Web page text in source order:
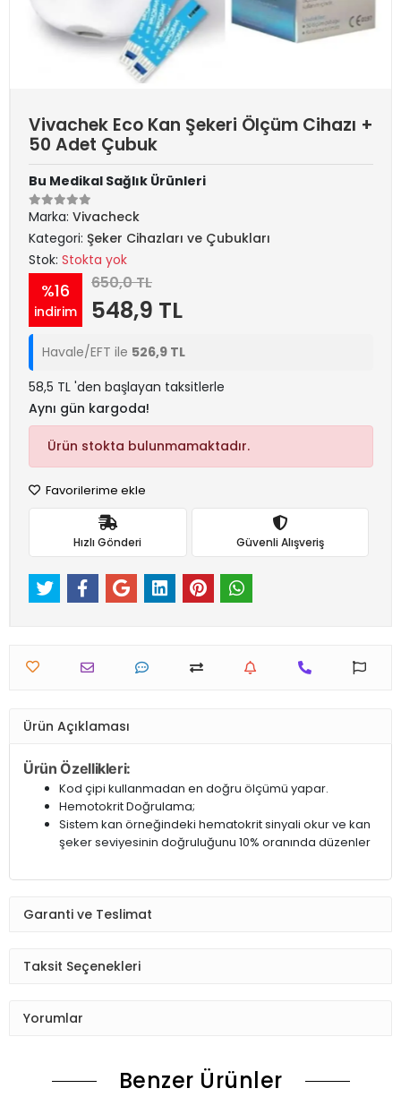
Vivachek Eco Kan Şekeri Ölçüm Cihazı +
50 Adet Çubuk
Bu Medikal Sağlık Ürünleri
Marka: Vivacheck
Kategori: Şeker Cihazları ve Çubukları
Stok: Stokta yok
%16
indirim
650,0 TL
548,9 TL
Havale/EFT ile 526,9 TL
58,5 TL 'den başlayan taksitlerle
Aynı gün kargoda!
Ürün stokta bulunmamaktadır.
Favorilerime ekle
Hızlı Gönderi Güvenli Alışveriş
Ürün Açıklaması
Ürün Özellikleri:
Kod çipi kullanmadan en doğru ölçümü yapar.
Hemotokrit Doğrulama;
Sistem kan örneğindeki hematokrit sinyali okur ve kan
şeker seviyesinin doğruluğunu 10% oranında düzenler
Garanti ve Teslimat
Taksit Seçenekleri
Yorumlar
Benzer Ürünler